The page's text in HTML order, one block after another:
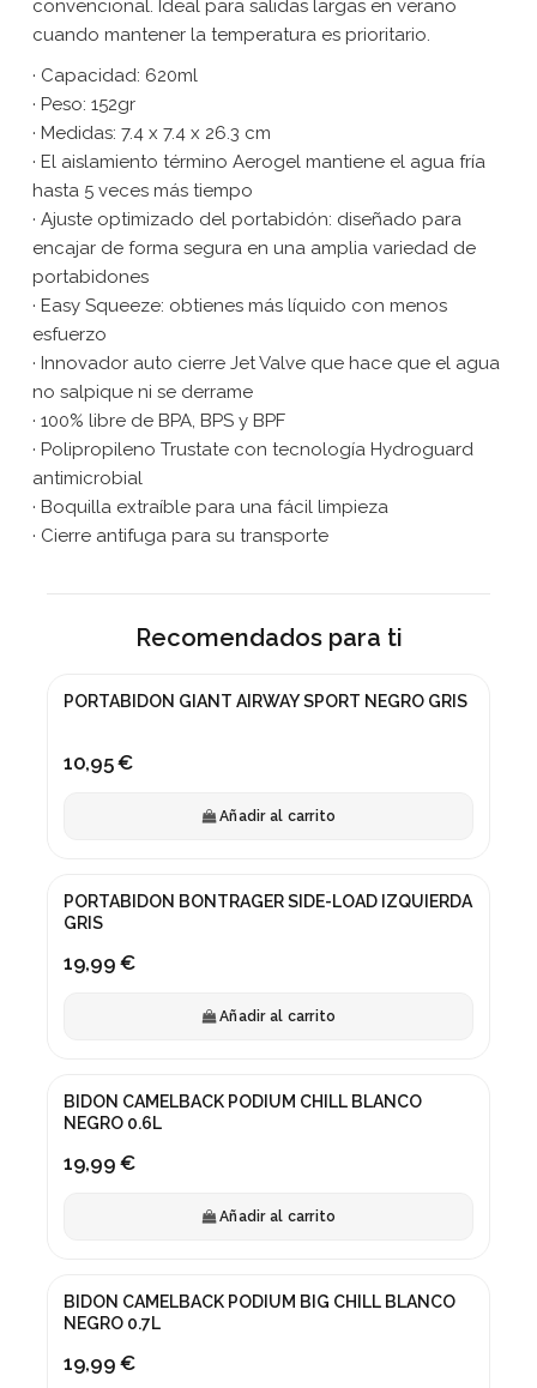
convencional. Ideal para salidas largas en verano
cuando mantener la temperatura es prioritario.
· Capacidad: 620ml
· Peso: 152gr
· Medidas: 7.4 x 7.4 x 26.3 cm
· El aislamiento término Aerogel mantiene el agua fría
hasta 5 veces más tiempo
· Ajuste optimizado del portabidón: diseñado para
encajar de forma segura en una amplia variedad de
portabidones
· Easy Squeeze: obtienes más líquido con menos
esfuerzo
· Innovador auto cierre Jet Valve que hace que el agua
no salpique ni se derrame
· 100% libre de BPA, BPS y BPF
· Polipropileno Trustate con tecnología Hydroguard
antimicrobial
· Boquilla extraíble para una fácil limpieza
· Cierre antifuga para su transporte
Recomendados para ti
PORTABIDON GIANT AIRWAY SPORT NEGRO GRIS
10,95 €
Añadir al carrito
PORTABIDON BONTRAGER SIDE-LOAD IZQUIERDA
GRIS
19,99 €
Añadir al carrito
BIDON CAMELBACK PODIUM CHILL BLANCO
NEGRO 0.6L
19,99 €
Añadir al carrito
BIDON CAMELBACK PODIUM BIG CHILL BLANCO
NEGRO 0.7L
19,99 €